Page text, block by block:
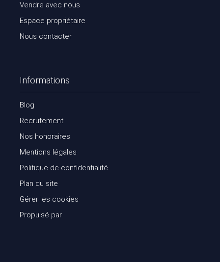
Vendre avec nous
Espace propriétaire
Nous contacter
Informations
Blog
Recrutement
Nos honoraires
Mentions légales
Politique de confidentialité
Plan du site
Gérer les cookies
Propulsé par